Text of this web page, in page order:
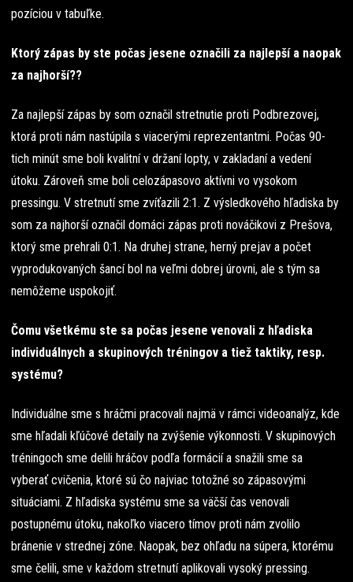
pozíciou v tabuľke.
Ktorý zápas by ste počas jesene označili za najlepší a naopak
za najhorší??
Za najlepší zápas by som označil stretnutie proti Podbrezovej,
ktorá proti nám nastúpila s viacerými reprezentantmi. Počas 90-
tich minút sme boli kvalitní v držaní lopty, v zakladaní a vedení
útoku. Zároveň sme boli celozápasovo aktívni vo vysokom
pressingu. V stretnutí sme zvíťazili 2:1. Z výsledkového hľadiska by
som za najhorší označil domáci zápas proti nováčikovi z Prešova,
ktorý sme prehrali 0:1. Na druhej strane, herný prejav a počet
vyprodukovaných šancí bol na veľmi dobrej úrovni, ale s tým sa
nemôžeme uspokojiť.
Čomu všetkému ste sa počas jesene venovali z hľadiska
individuálnych a skupinových tréningov a tiež taktiky, resp.
systému?
Individuálne sme s hráčmi pracovali najmä v rámci videoanalýz, kde
sme hľadali kľúčové detaily na zvýšenie výkonnosti. V skupinových
tréningoch sme delili hráčov podľa formácií a snažili sme sa
vyberať cvičenia, ktoré sú čo najviac totožné so zápasovými
situáciami. Z hľadiska systému sme sa väčší čas venovali
postupnému útoku, nakoľko viacero tímov proti nám zvolilo
bránenie v strednej zóne. Naopak, bez ohľadu na súpera, ktorému
sme čelili, sme v každom stretnutí aplikovali vysoký pressing.